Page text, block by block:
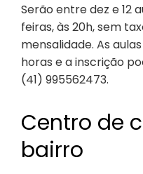
Serão entre dez e 12
feiras, às 20h, sem
mensalidade. As
horas e a inscrição
(41) 995562473.
Centro de
bairro